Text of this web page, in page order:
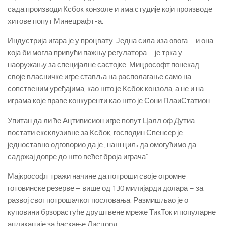
сада производи Ксбок конзоле и има студије који производе
хитове попут Минецрафт-а.
Индустрија игара је у процвату. Једна сила иза овога – и она
која би могла привући пажњу регулатора – је трка у
наоружању за специјалне састојке. Мицрософт понекад
своје власничке игре ставља на располагање само на
сопственим уређајима, као што је Ксбок конзола, а не и на
играма које праве конкуренти као што је Сони ПлаиСтатион.
Упитан да ли ће Ацтивисион игре попут Цалл оф Дутиа
постати ексклузивне за Ксбок, господин Спенсер је
једноставно одговорио да је „наш циљ да омогућимо да
садржај допре до што већег броја играча“.
Мајкрософт тражи начине да потроши своје огромне
готовинске резерве – више од 130 милијарди долара – за
развој свог потрошачког пословања. Размишљао је о
куповини брзорастуће друштвене мреже ТикТок и популарне